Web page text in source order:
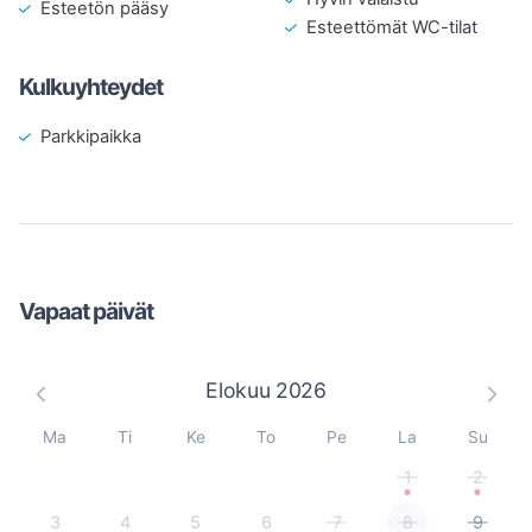
Lisäksi teemme cateringia muualle. Meidät valittiinkin
Esteetön pääsy
Esteettömät WC-tilat
Kulkuyhteydet
Parkkipaikka
Vapaat päivät
Elokuu 2026
Ma Ti Ke To Pe La Su
1 2
3 4 5 6 7 8 9